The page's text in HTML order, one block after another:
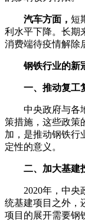
汽车方面， 短
利水平下降。长期
消费端待疫情解除
钢铁行业的新
一、推动复工
中央政府与各地
策措施，这些政策
加，是推动钢铁行
定性的意义。
二、加大基建
2020年，中央政
统基建项目之外，
项目的展开需要钢